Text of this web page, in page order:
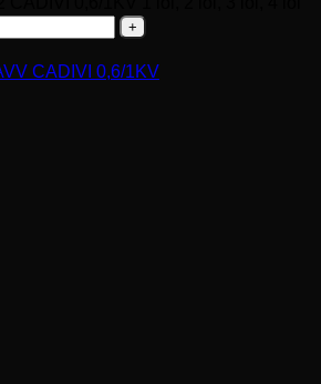
CADIVI 0,6/1KV